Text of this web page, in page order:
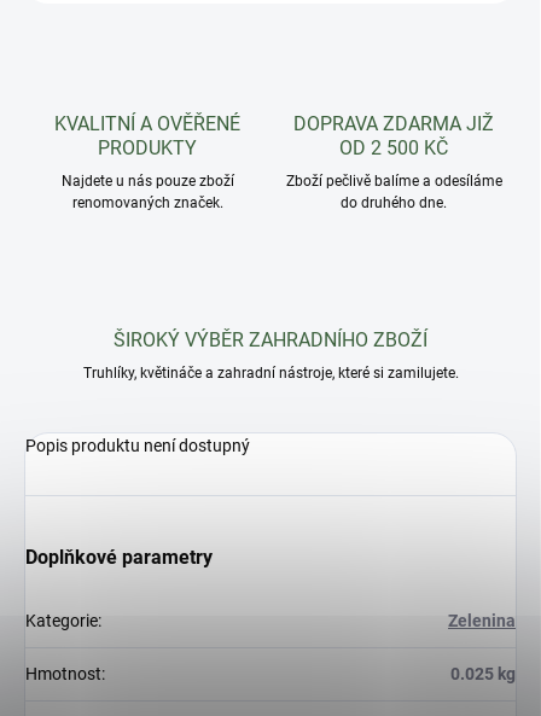
KVALITNÍ A OVĚŘENÉ
PRODUKTY
Najdete u nás pouze zboží
renomovaných značek.
DOPRAVA ZDARMA JIŽ
OD 2 500 KČ
Zboží pečlivě balíme a odesíláme
do druhého dne.
ŠIROKÝ VÝBĚR ZAHRADNÍHO ZBOŽÍ
Truhlíky, květináče a zahradní nástroje, které si zamilujete.
Popis produktu není dostupný
Doplňkové parametry
Kategorie: Zelenina
Hmotnost: 0.025 kg